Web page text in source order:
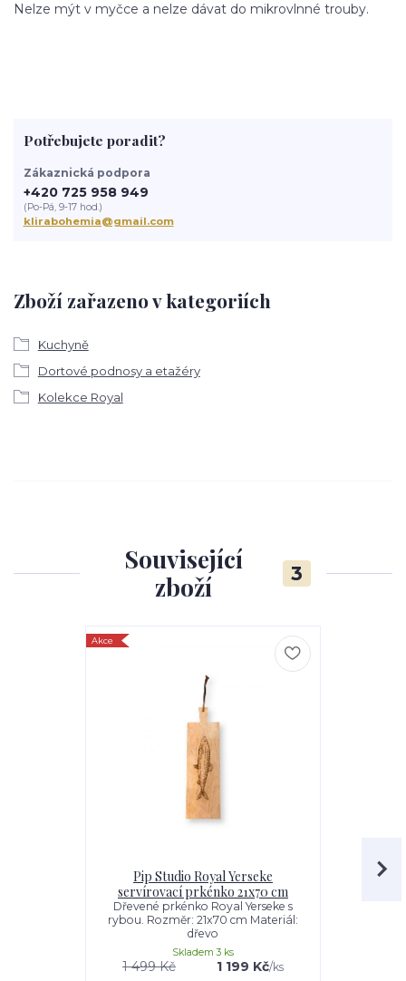
Nelze mýt v myčce a nelze dávat do mikrovlnné trouby.
Zboží zařazeno v kategoriích
Kuchyně
Dortové podnosy a etažéry
Kolekce Royal
Potřebujete poradit?
Zákaznická podpora
+420 725 958 949
(Po-Pá, 9-17 hod.)
klirabohemia@gmail.com
Související
zboží
3
Akce
Pip Studio Royal Yerseke
servírovací prkénko 21x70 cm
Dřevené prkénko Royal Yerseke s
rybou. Rozměr: 21x70 cm Materiál:
dřevo
1 499 Kč 1 199 Kč/ks
Skladem 3 ks
Pip